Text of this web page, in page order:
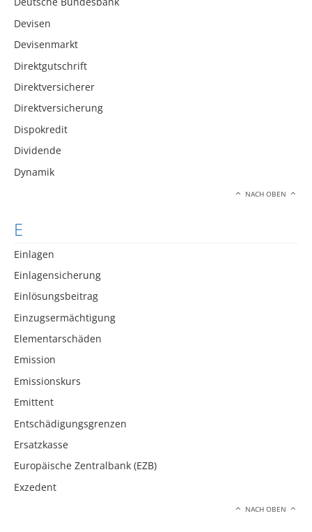
Devisen
Devisenmarkt
Direktgutschrift
Direktversicherer
Direktversicherung
Dispokredit
Dividende
Dynamik
NACH OBEN
E
Einlagen
Einlagensicherung
Einlösungsbeitrag
Einzugsermächtigung
Elementarschäden
Emission
Emissionskurs
Emittent
Entschädigungsgrenzen
Ersatzkasse
Europäische Zentralbank (EZB)
Exzedent
NACH OBEN